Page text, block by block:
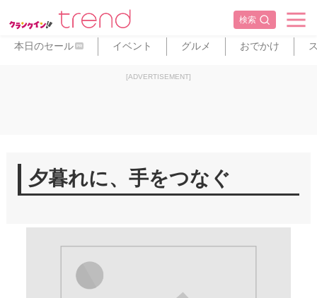
検索
本日のセール PR イベント グルメ おでかけ
[ADVERTISEMENT]
夕暮れに、手をつなぐ